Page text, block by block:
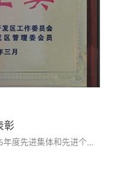
彰
度先进集体和先进个人